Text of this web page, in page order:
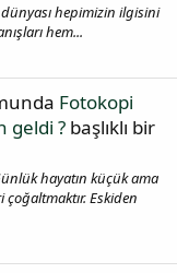
hepimizin ilgisini
hem...
Fotokopi
geldi ? başlıklı bir
hayatın küçük ama
Eskiden